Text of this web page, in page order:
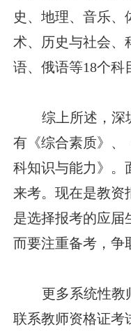
史、地理、音乐、
术、历史与社会、
语、俄语等18个科
综上所述，深
有《综合素质》、
科知识与能力》。
来考。现在是教资
是选择报考的应届
而要注重备考，争
更多系统性教
联系教师资格证考